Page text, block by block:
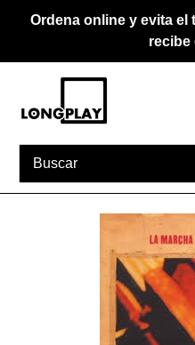
directamente
contenido
Ordena online y evita el
recibe